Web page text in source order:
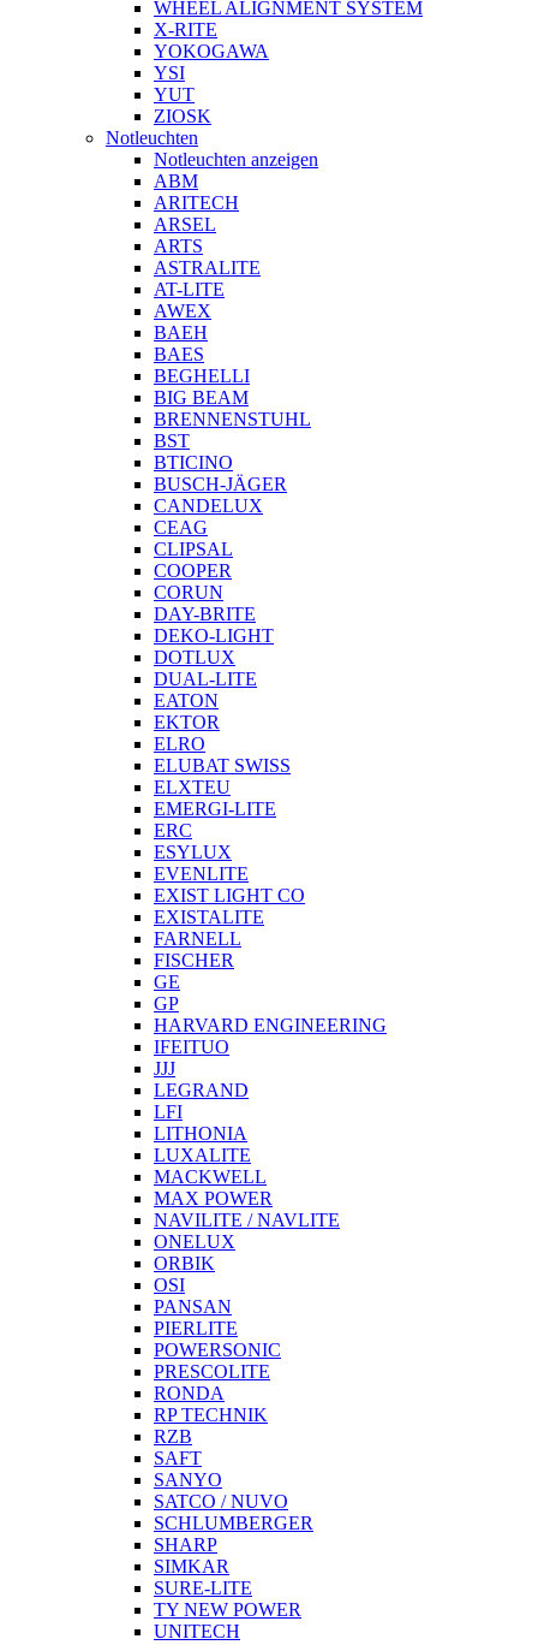
WHEEL ALIGNMENT SYSTEM
X-RITE
YOKOGAWA
YSI
YUT
ZIOSK
Notleuchten
Notleuchten anzeigen
ABM
ARITECH
ARSEL
ARTS
ASTRALITE
AT-LITE
AWEX
BAEH
BAES
BEGHELLI
BIG BEAM
BRENNENSTUHL
BST
BTICINO
BUSCH-JÄGER
CANDELUX
CEAG
CLIPSAL
COOPER
CORUN
DAY-BRITE
DEKO-LIGHT
DOTLUX
DUAL-LITE
EATON
EKTOR
ELRO
ELUBAT SWISS
ELXTEU
EMERGI-LITE
ERC
ESYLUX
EVENLITE
EXIST LIGHT CO
EXISTALITE
FARNELL
FISCHER
GE
GP
HARVARD ENGINEERING
IFEITUO
JJJ
LEGRAND
LFI
LITHONIA
LUXALITE
MACKWELL
MAX POWER
NAVILITE / NAVLITE
ONELUX
ORBIK
OSI
PANSAN
PIERLITE
POWERSONIC
PRESCOLITE
RONDA
RP TECHNIK
RZB
SAFT
SANYO
SATCO / NUVO
SCHLUMBERGER
SHARP
SIMKAR
SURE-LITE
TY NEW POWER
UNITECH